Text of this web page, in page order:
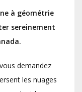
à géométrie
sereinement
demandez
les nuages